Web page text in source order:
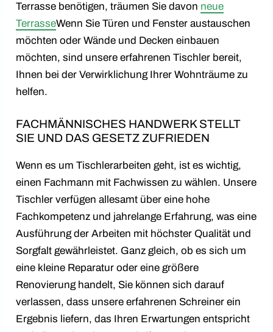
Terrasse benötigen, träumen Sie davon neue
TerrasseWenn Sie Türen und Fenster austauschen
möchten oder Wände und Decken einbauen
möchten, sind unsere erfahrenen Tischler bereit,
Ihnen bei der Verwirklichung Ihrer Wohnträume zu
helfen.
FACHMÄNNISCHES HANDWERK STELLT
SIE UND DAS GESETZ ZUFRIEDEN
Wenn es um Tischlerarbeiten geht, ist es wichtig,
einen Fachmann mit Fachwissen zu wählen. Unsere
Tischler verfügen allesamt über eine hohe
Fachkompetenz und jahrelange Erfahrung, was eine
Ausführung der Arbeiten mit höchster Qualität und
Sorgfalt gewährleistet. Ganz gleich, ob es sich um
eine kleine Reparatur oder eine größere
Renovierung handelt, Sie können sich darauf
verlassen, dass unsere erfahrenen Schreiner ein
Ergebnis liefern, das Ihren Erwartungen entspricht